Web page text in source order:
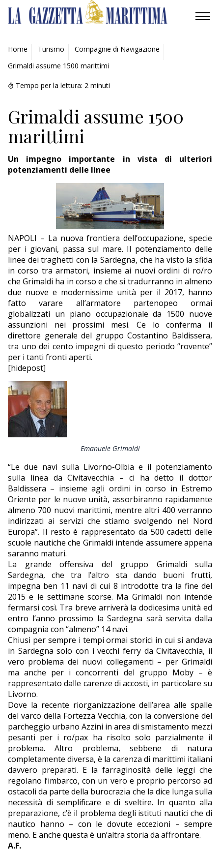
AMBIENTE
MOBILITÀ
INDUSTRIA
RICERCA
ECONOMIA
TURISMO
EDITORIALI
Home Turismo
Compagnie di Navigazione
Grimaldi assume 1500 marittimi
Tempo per la lettura: 2 minuti
Grimaldi assume 1500
marittimi
Un impegno importante in vista di ulteriori
potenziamenti delle linee
NAPOLI – La nuova frontiera dell’occupazione, specie
per i giovani, passa sul mare. Il potenziamento delle
linee dei traghetti con la Sardegna, che ha visto la sfida
in corso tra armatori, insieme ai nuovi ordini di ro/ro
che Grimaldi ha in corso e che si tradurranno in almeno
due nuove e modernissime unità per il 2017, hanno
fatto varare all’armatore partenopeo ormai
globalizzati un piano occupazionale da 1500 nuove
assunzioni nei prossimi mesi. Ce lo conferma il
direttore generale del gruppo Costantino Baldissera,
tra uno dei cento impegni di questo periodo “rovente”
per i tanti fronti aperti.
[hidepost]
Emanuele Grimaldi
“Le due navi sulla Livorno-Olbia e il potenziamento
sulla linea da Civitavecchia – ci ha detto il dottor
Baldissera – insieme agli ordini in corso in Estremo
Oriente per le nuove unità, assorbiranno rapidamente
almeno 700 nuovi marittimi, mentre altri 400 verranno
indirizzati ai servizi che stiamo svolgendo nel Nord
Europa”. Il resto è rappresentato da 500 cadetti delle
scuole nautiche che Grimaldi intende assumere appena
saranno maturi.
La grande offensiva del gruppo Grimaldi sulla
Sardegna, che tra l’altro sta dando buoni frutti,
impegna ben 11 navi di cui 8 introdotte tra la fine del
2015 e le settimane scorse. Ma Grimaldi non intende
fermarsi così. Tra breve arriverà la dodicesima unità ed
entro l’anno prossimo la Sardegna sarà servita dalla
compagnia con “almeno” 14 navi.
Chiusi per sempre i tempi ormai storici in cui si andava
in Sardegna solo con i vecchi ferry da Civitavecchia, il
vero problema dei nuovi collegamenti – per Grimaldi
ma anche per i concorrenti del gruppo Moby – è
rappresentato dalle carenze di accosti, in particolare su
Livorno.
Dove la recente riorganizzazione dell’area alle spalle
del varco della Fortezza Vecchia, con la conversione del
parcheggio urbano Azzini in area di smistamento mezzi
pesanti per i ro/pax ha risolto solo parzialmente il
problema. Altro problema, sebbene di natura
completamente diversa, è la carenza di marittimi italiani
davvero preparati. E la farraginosità delle leggi che
regolano l’imbarco, con un vero e proprio percorso ad
ostacoli da parte della burocrazia che la dice lunga sulla
necessità di semplificare e di sveltire. In quanto alla
preparazione, c’è il problema degli istituti nautici che di
nautico hanno – con le dovute eccezioni – sempre
meno. E anche questa è un’altra storia da affrontare.
A.F.